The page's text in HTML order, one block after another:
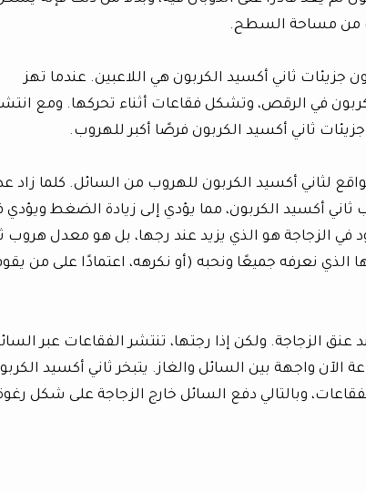
من مساحة السطح.
جزيئات ثاني أكسيد الكربون هي اللاعبين. عندما تهز
في الرقص، وتشكل فقاعات أثناء تحركها. ومع
ثاني أكسيد الكربون فرصًا أكبر للهروب.
لثاني أكسيد الكربون للهروب من السائل. كلما زاد
أكسيد الكربون، مما يؤدي إلى زيادة الضغط ويؤدي
في الزجاجة هو الذي يزيد عند رجها، بل هو معدل هروب
الذي نعرفه جميعًا ونحبه (أو نكرهه، اعتمادًا على من
الزجاجة. ولكن إذا رجتها، تنتشر الفقاعات عبر
واجهة بين السائل والغاز. يتبخر ثاني أكسيد
وبالتالي دفع السائل خارج الزجاجة على شكل